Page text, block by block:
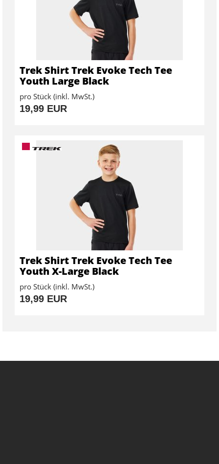
Trek Shirt Trek Evoke Tech Tee
Youth Large Black
pro Stück (inkl. MwSt.)
19,99 EUR
Trek Shirt Trek Evoke Tech Tee
Youth X-Large Black
pro Stück (inkl. MwSt.)
19,99 EUR